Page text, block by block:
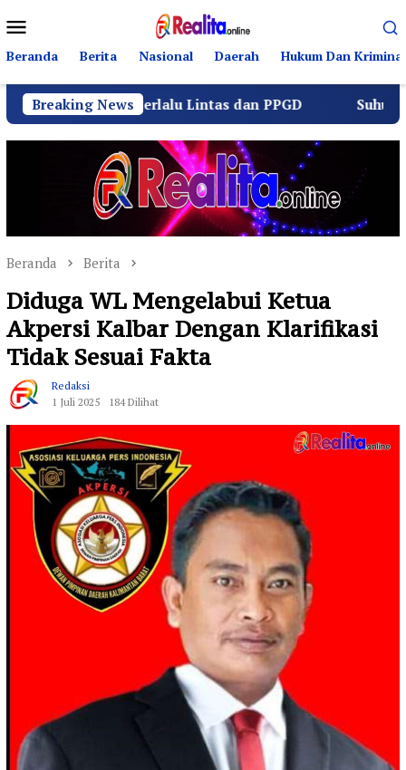
ke
kontenMobile
Beranda Berita Nasional Daerah Hukum Dan Kriminal
Breaking News
Berlalu Lintas dan PPGD Suhu Pilkades
Beranda Berita
Diduga WL Mengelabui Ketua
Akpersi Kalbar Dengan Klarifikasi
Tidak Sesuai Fakta
Redaksi
1 Juli 2025
184 Dilihat